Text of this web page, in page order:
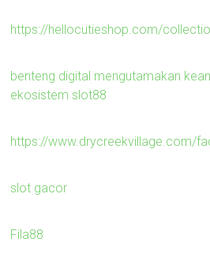
https://hellocutieshop.com/
benteng digital mengutamakan
ekosistem slot88
https://www.drycreekvillage.com/
slot gacor
Fila88